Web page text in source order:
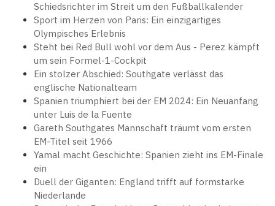
Schiedsrichter im Streit um den Fußballkalender
Sport im Herzen von Paris: Ein einzigartiges
Olympisches Erlebnis
Steht bei Red Bull wohl vor dem Aus - Perez kämpft
um sein Formel-1-Cockpit
Ein stolzer Abschied: Southgate verlässt das
englische Nationalteam
Spanien triumphiert bei der EM 2024: Ein Neuanfang
unter Luis de la Fuente
Gareth Southgates Mannschaft träumt vom ersten
EM-Titel seit 1966
Yamal macht Geschichte: Spanien zieht ins EM-Finale
ein
Duell der Giganten: England trifft auf formstarke
Niederlande